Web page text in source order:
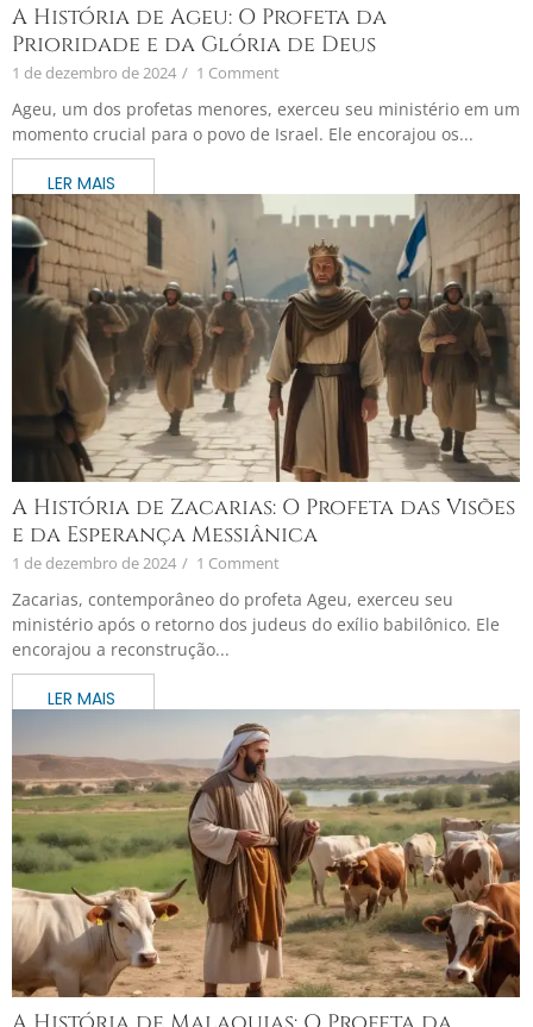
A História de Ageu: O Profeta da
Prioridade e da Glória de Deus
1 de dezembro de 2024 / 1 Comment
Ageu, um dos profetas menores, exerceu seu ministério em um
momento crucial para o povo de Israel. Ele encorajou os...
A História de Zacarias: O Profeta das Visões
e da Esperança Messiânica
1 de dezembro de 2024 / 1 Comment
Zacarias, contemporâneo do profeta Ageu, exerceu seu
ministério após o retorno dos judeus do exílio babilônico. Ele
encorajou a reconstrução...